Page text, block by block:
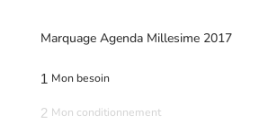
Marquage Agenda Millesime 2017
1 Mon besoin
2 Mon conditionnement